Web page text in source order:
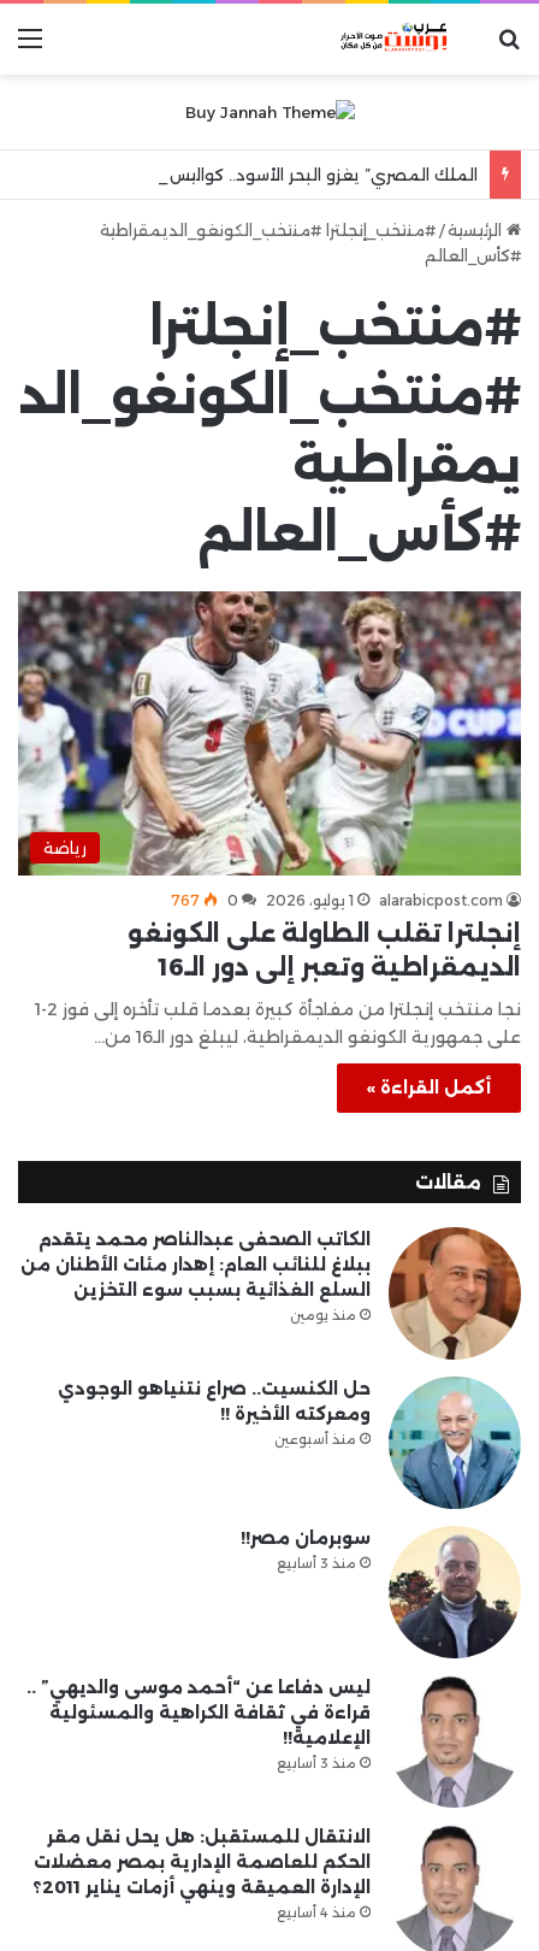
بحث عن
الرئيسية/ #منتخب_إنجلترا #منتخب_الكونغو_الديمقراطية
#كأس_العالم
#منتخب_إنجلترا
#منتخب_الكونغو_الد
يمقراطية
#كأس_العالم
رياضة
alarabicpost.com 1 يوليو، 2026 0
767
إنجلترا تقلب الطاولة على الكونغو
الديمقراطية وتعبر إلى دور الـ16
نجا منتخب إنجلترا من مفاجأة كبيرة بعدما قلب تأخره إلى فوز 2-1
على جمهورية الكونغو الديمقراطية، ليبلغ دور الـ16 من…
أكمل القراءة »
مقالات
الكاتب الصحفى عبدالناصر محمد يتقدم
ببلاغ للنائب العام: إهدار مئات الأطنان من
السلع الغذائية بسبب سوء التخزين
منذ يومين
حل الكنسيت.. صراع نتنياهو الوجودي
ومعركته الأخيرة !!
منذ أسبوعين
سوبرمان مصر!!
منذ 3 أسابيع
ليس دفاعا عن “أحمد موسى والديهي” ..
قراءة في ثقافة الكراهية والمسئولية
الإعلامية!!
منذ 3 أسابيع
الانتقال للمستقبل: هل يحل نقل مقر
الحكم للعاصمة الإدارية بمصر معضلات
الإدارة العميقة وينهي أزمات يناير 2011؟
منذ 4 أسابيع